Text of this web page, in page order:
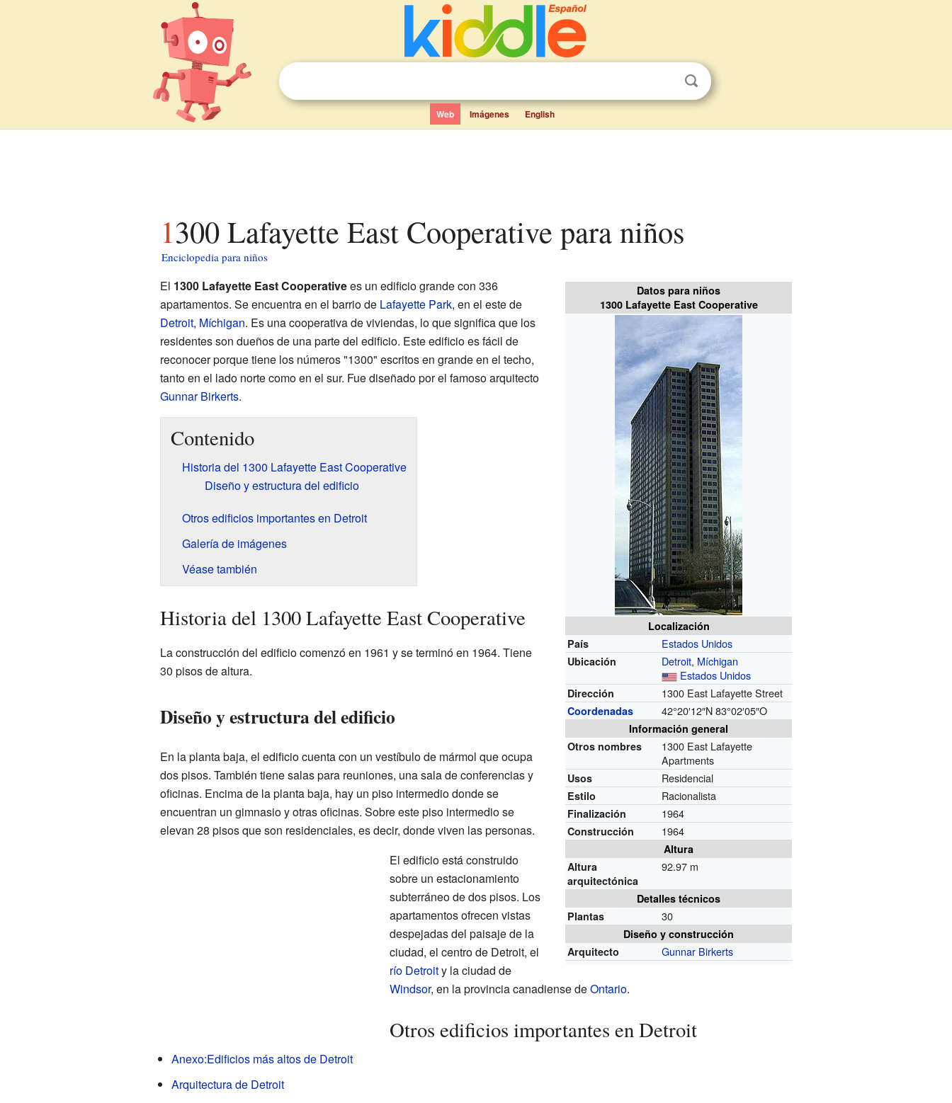
Web Imágenes English
1300 Lafayette East Cooperative para niños
Enciclopedia para niños
Datos para niños
1300 Lafayette East Cooperative
Localización
País
Estados Unidos
Ubicación Detroit, Míchigan
Estados Unidos
Dirección 1300 East Lafayette Street
Coordenadas 42°20′12″N 83°02′05″O
Información general
Otros nombres
1300 East Lafayette
Apartments
Usos Residencial
Estilo Racionalista
Finalización 1964
Construcción 1964
Altura
Altura
arquitectónica
92.97 m
Detalles técnicos
Plantas
30
Diseño y construcción
Arquitecto
Gunnar Birkerts
El 1300 Lafayette East Cooperativees un edificio grande con 336
apartamentos. Se encuentra en el barrio de Lafayette Park, en el este de
Detroit, Míchigan. Es una cooperativa de viviendas, lo que significa que los
residentes son dueños de una parte del edificio. Este edificio es fácil de
reconocer porque tiene los números "1300" escritos en grande en el techo,
tanto en el lado norte como en el sur. Fue diseñado por el famoso arquitecto
Gunnar Birkerts.
Contenido
Historia del 1300 Lafayette East Cooperative
Diseño y estructura del edificio
Otros edificios importantes en Detroit
Galería de imágenes
Véase también
Historia del 1300 Lafayette East Cooperative
La construcción del edificio comenzó en 1961 y se terminó en 1964. Tiene
30 pisos de altura.
Diseño y estructura del edificio
En la planta baja, el edificio cuenta con un vestíbulo de mármol que ocupa
dos pisos. También tiene salas para reuniones, una sala de conferencias y
oficinas. Encima de la planta baja, hay un piso intermedio donde se
encuentran un gimnasio y otras oficinas. Sobre este piso intermedio se
elevan 28 pisos que son residenciales, es decir, donde viven las personas.
El edificio está construido
sobre un estacionamiento
subterráneo de dos pisos. Los
apartamentos ofrecen vistas
despejadas del paisaje de la
ciudad, el centro de Detroit, el
río Detroity la ciudad de
Windsor, en la provincia canadiense deOntario.
Otros edificios importantes en Detroit
Anexo:Edificios más altos de Detroit
Arquitectura de Detroit